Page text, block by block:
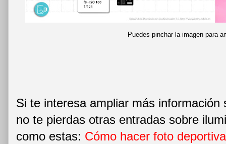
Puedes pinchar la imagen para
Si te interesa ampliar más información
no te pierdas otras entradas sobre
como estas: Cómo hacer foto